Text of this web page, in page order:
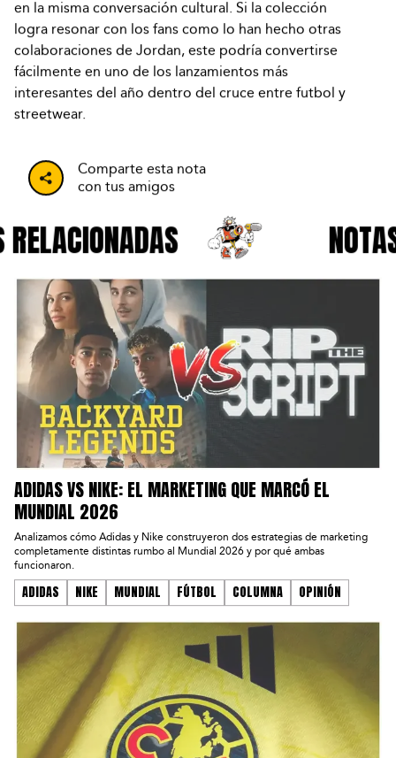
en la misma conversación cultural. Si la colección
logra resonar con los fans como lo han hecho otras
colaboraciones de Jordan, este podría convertirse
fácilmente en uno de los lanzamientos más
interesantes del año dentro del cruce entre futbol y
streetwear.
Comparte esta nota
con tus amigos
ADIDAS VS NIKE: EL MARKETING QUE MARCÓ EL
MUNDIAL 2026
Analizamos cómo Adidas y Nike construyeron dos estrategias de marketing
completamente distintas rumbo al Mundial 2026 y por qué ambas
funcionaron.
ADIDAS NIKE MUNDIAL FÚTBOL COLUMNA OPINIÓN